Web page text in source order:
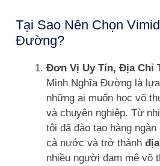
Tại Sao Nên Chọn
Đường?
Đơn Vị Uy Tín, Địa Chỉ
Minh Nghĩa Đường là
những ai muốn học võ
và chuyên nghiệp. Từ
tôi đã đào tạo hàng
cả nước và trở thành
nhiều người đam mê võ